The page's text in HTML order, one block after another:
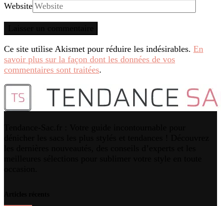
Website
Ce site utilise Akismet pour réduire les indésirables. En
savoir plus sur la façon dont les données de vos
commentaires sont traitées.